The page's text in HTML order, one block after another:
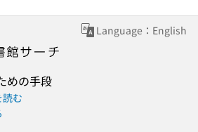
Language：English
めの手段
む